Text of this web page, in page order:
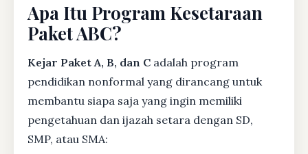
Apa Itu Program Kesetaraan
Paket ABC?
Kejar Paket A, B, dan C adalah program
pendidikan nonformal yang dirancang untuk
membantu siapa saja yang ingin memiliki
pengetahuan dan ijazah setara dengan SD,
SMP, atau SMA: